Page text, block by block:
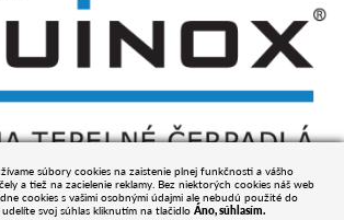
súbory cookies na zaistenie plnej funkčnosti a vášho
a tiež na zacielenie reklamy. Bez niektorých cookies náš web
cookies s vašimi osobnými údajmi ale nebudú použité do
svoj súhlas kliknutím na tlačidloÁno, súhlasím.